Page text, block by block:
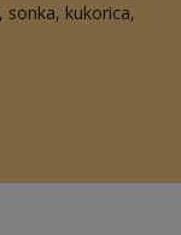
sonka kukorica